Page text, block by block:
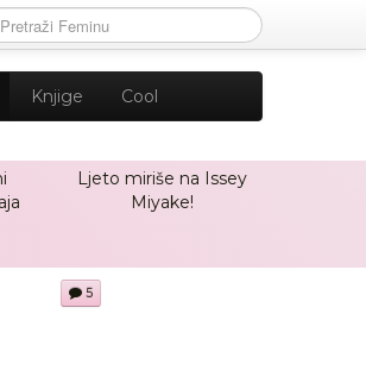
Knjige Cool
Ljeto miriše na Issey
Miyake!
5